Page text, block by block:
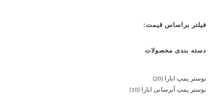
فیلتر براساس قیمت:
دسته بندی محصولات
بوستر پمپ ابارا
20
بوستر پمپ آبرسانی ابارا
10